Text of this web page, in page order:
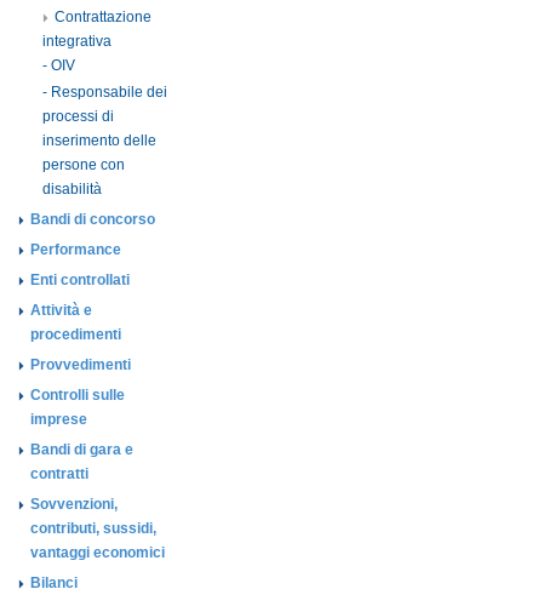
Contrattazione
integrativa
- OIV
- Responsabile dei
processi di
inserimento delle
persone con
disabilità
Bandi di concorso
Performance
Enti controllati
Attività e
procedimenti
Provvedimenti
Controlli sulle
imprese
Bandi di gara e
contratti
Sovvenzioni,
contributi, sussidi,
vantaggi economici
Bilanci